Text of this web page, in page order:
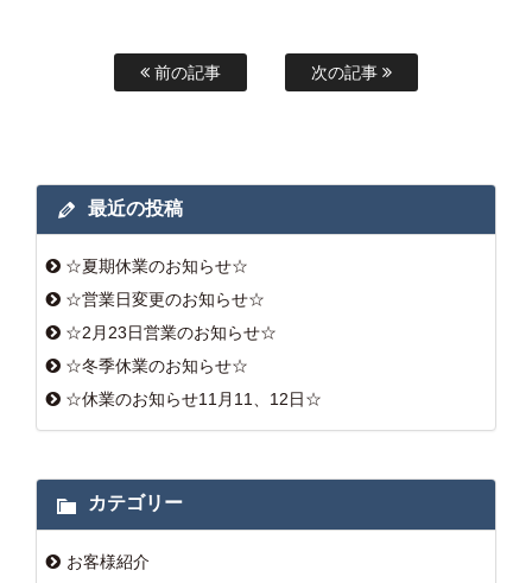
前の記事 次の記事
最近の投稿
☆夏期休業のお知らせ☆
☆営業日変更のお知らせ☆
☆2月23日営業のお知らせ☆
☆冬季休業のお知らせ☆
☆休業のお知らせ11月11、12日☆
カテゴリー
お客様紹介